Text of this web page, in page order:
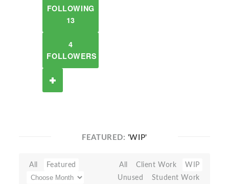
FOLLOWING
13
4
FOLLOWERS
FEATURED: 'WIP'
All Featured All Client Work
WIP
Unused
Student Work